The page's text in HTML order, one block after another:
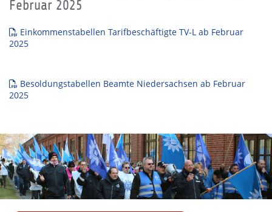
Februar 2025
Einkommenstabellen Tarifbeschäftigte TV-L ab Februar
2025
Besoldungstabellen Beamte Niedersachsen ab Februar
2025